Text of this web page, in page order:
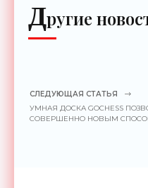
Другие
СЛЕДУЮЩАЯ СТАТЬЯ
УМНАЯ ДОСКА GOCHESS
СОВЕРШЕННО НОВЫМ